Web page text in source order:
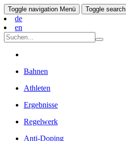
Toggle navigation Menü Toggle search
de
en
Bahnen
Athleten
Ergebnisse
Regelwerk
Anti-Doping